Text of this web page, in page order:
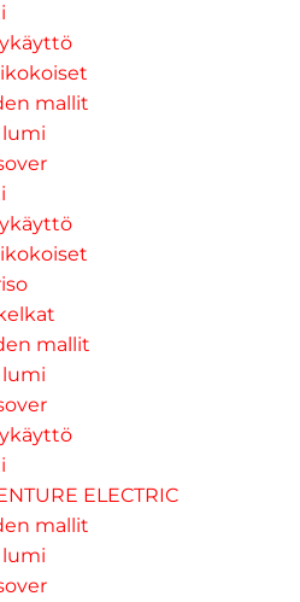
mallit
lumi
mallit
lumi
ELECTRIC
mallit
lumi